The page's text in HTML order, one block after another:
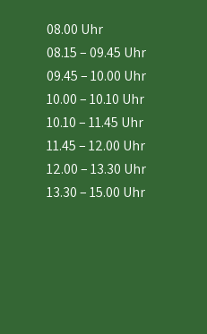
08.00 Uhr
08.15 – 09.45 Uhr
09.45 – 10.00 Uhr
10.00 – 10.10 Uhr
10.10 – 11.45 Uhr
11.45 – 12.00 Uhr
12.00 – 13.30 Uhr
13.30 – 15.00 Uhr